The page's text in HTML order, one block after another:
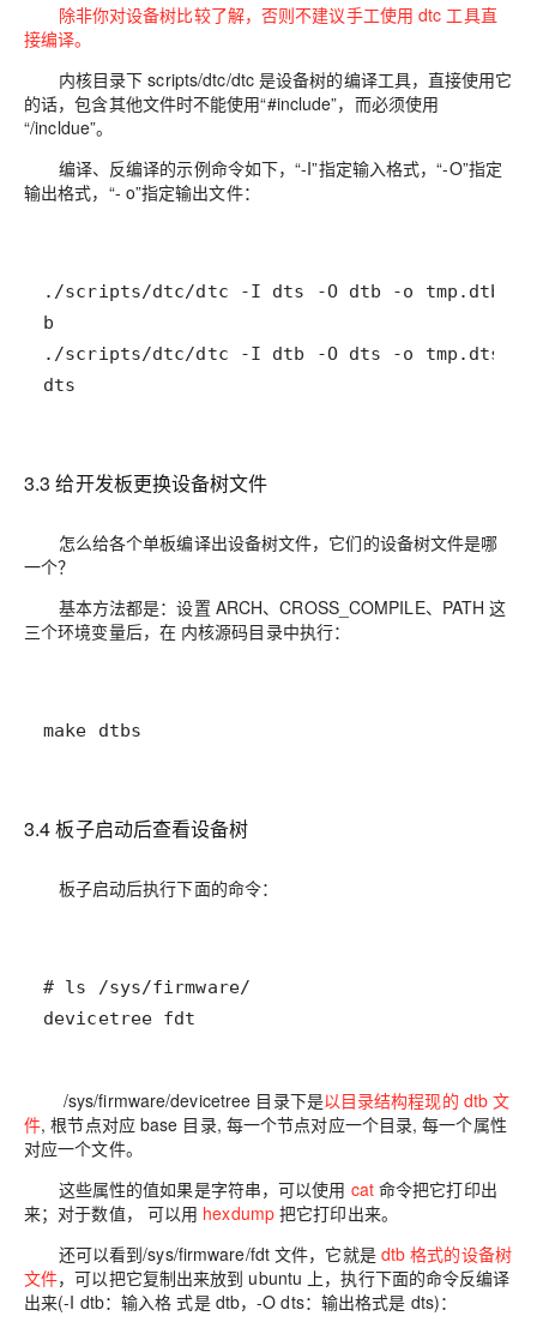
除非你对设备树比较了解，否则不建议手工使用 dtc 工具直
接编译。
内核目录下scripts/dtc/dtc是设备树的编译工具，直接使用它
的话，包含其他文件时不能使用“#include”，而必须使用
“/incldue”。
编译、反编译的示例命令如下，“-I”指定输入格式，“-O”指定
输出格式，“- o”指定输出文件：
dts
3.3 给开发板更换设备树文件
怎么给各个单板编译出设备树文件，它们的设备树文件是哪
一个？
基本方法都是：设置 ARCH、CROSS_COMPILE、PATH 这
三个环境变量后，在 内核源码目录中执行：
make dtbs
3.4 板子启动后查看设备树
板子启动后执行下面的命令：
devicetree fdt
/sys/firmware/devicetree 目录下是以目录结构程现的 dtb 文
件, 根节点对应 base 目录, 每一个节点对应一个目录, 每一个属性
对应一个文件。
这些属性的值如果是字符串，可以使用 cat命令把它打印出
来；对于数值， 可以用 hexdump 把它打印出来。
还可以看到/sys/firmware/fdt文件，它就是dtb 格式的设备树
文件，可以把它复制出来放到 ubuntu 上，执行下面的命令反编译
出来(-I dtb：输入格 式是 dtb，-O dts：输出格式是 dts)：